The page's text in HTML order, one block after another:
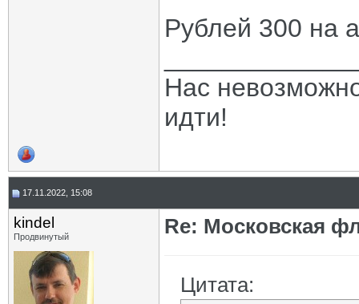
Рублей 300 на
Нас
идти!
17.11.2022, 15:08
kindel
Продвинутый Re: Московская
Цитата: